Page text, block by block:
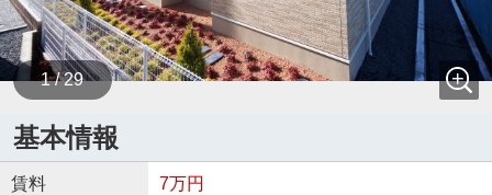
1 / 29
基本情報
賃料 7万円